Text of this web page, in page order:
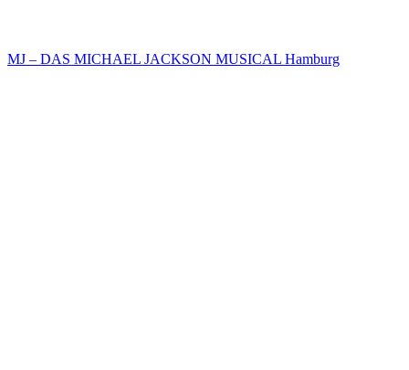
MJ – DAS MICHAEL JACKSON MUSICAL Hamburg